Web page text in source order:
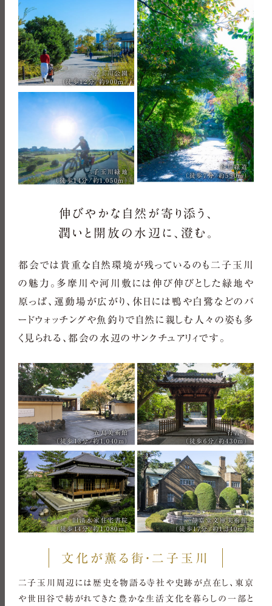
二子玉川公園
（徒歩12分/約900m）
二子玉川緑地
（徒歩14分/約1,050m）
谷川緑道
（徒歩7分/約550m）
伸びやかな自然が寄り添う、
潤いと開放の水辺に、澄む。
都会では貴重な自然環境が残っているのも二子玉川
の魅力。多摩川や河川敷には伸び伸びとした緑地や
原っぱ、運動場が広がり、休日には鴨や白鷺などのバ
ードウォッチングや魚釣りで自然に親しむ人々の姿も多
く見られる、都会の水辺のサンクチュアリィです。
五島美術館
（徒歩13分/約1,040m）
行善寺
（徒歩6分/約430m）
旧清水家住宅書院
（徒歩14分/約1,080m）
静嘉堂文庫美術館
（徒歩17分/約1,340m）
文化が薫る街・二子玉川
二子玉川周辺には歴史を物語る寺社や史跡が点在し、東京
や世田谷で紡がれてきた豊かな生活文化を暮らしの一部と